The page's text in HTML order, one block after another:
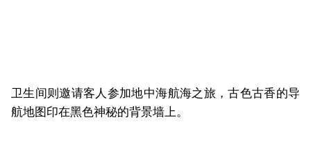
卫生间则邀请客人参加地中海航海之旅，古色古香的导
航地图印在黑色神秘的背景墙上。